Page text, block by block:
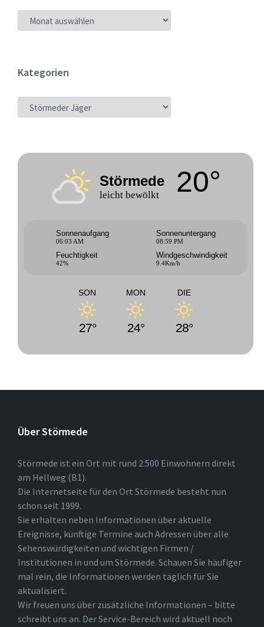
ARCHIV
Kategorien
KATEGORIEN
Störmede
leicht bewölkt 20°
Sonnenaufgang
06:03 AM
Sonnenuntergang
08:59 PM
Feuchtigkeit
42%
Windgeschwindigkeit
9.4Km/h
SON
27°
MON
24°
DIE
28°
Über Störmede
Störmede ist ein Ort mit rund 2.500 Einwohnern direkt
am Hellweg (B1).
Die Internetseite für den Ort Störmede besteht nun
schon seit 1999.
Sie erhalten neben Informationen über aktuelle
Ereignisse, künftige Termine auch Adressen über alle
Sehenswürdigkeiten und wichtigen Firmen /
Institutionen in und um Störmede. Schauen Sie häufiger
mal rein, die Informationen werden täglich für Sie
aktualisiert.
Wir freuen uns über zusätzliche Informationen – bitte
schreibt uns an. Der Service-Bereich wird aktuell noch